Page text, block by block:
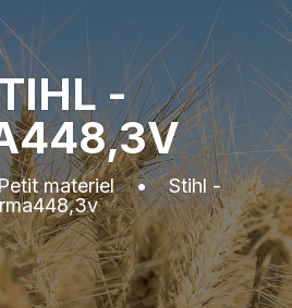
-
materiel•Stihl -
rma448,3v